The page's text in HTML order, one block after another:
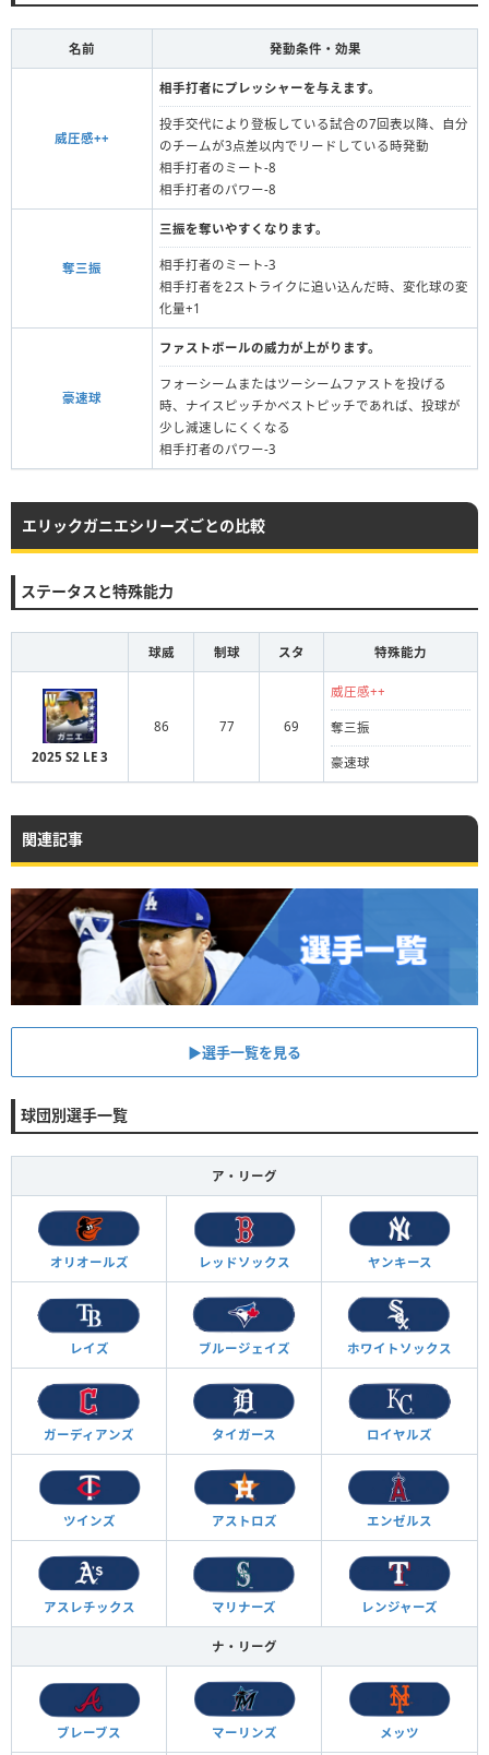
名前 発動条件・効果
威圧感++
相手打者にプレッシャーを与えます。
投手交代により登板している試合の7回表以降、自分
のチームが3点差以内でリードしている時発動
相手打者のミート-8
相手打者のパワー-8
奪三振
三振を奪いやすくなります。
相手打者のミート-3
相手打者を2ストライクに追い込んだ時、変化球の変
化量+1
豪速球
ファストボールの威力が上がります。
フォーシームまたはツーシームファストを投げる
時、ナイスピッチかベストピッチであれば、投球が
少し減速しにくくなる
相手打者のパワー-3
エリックガニエシリーズごとの比較
ステータスと特殊能力
球威 制球 スタ 特殊能力
2025 S2 LE 3
86 77 69
威圧感++
奪三振
豪速球
関連記事
▶︎選手一覧を見る
球団別選手一覧
ア・リーグ
オリオールズ レッドソックス ヤンキース
レイズ ブルージェイズ ホワイトソックス
ガーディアンズ タイガース ロイヤルズ
ツインズ アストロズ エンゼルス
アスレチックス マリナーズ レンジャーズ
ナ・リーグ
ブレーブス マーリンズ メッツ